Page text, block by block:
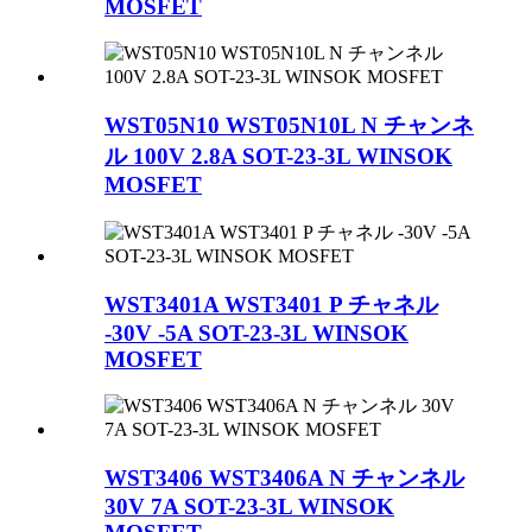
MOSFET
WST05N10 WST05N10L N チャンネ
ル 100V 2.8A SOT-23-3L WINSOK
MOSFET
WST3401A WST3401 P チャネル
-30V -5A SOT-23-3L WINSOK
MOSFET
WST3406 WST3406A N チャンネル
30V 7A SOT-23-3L WINSOK